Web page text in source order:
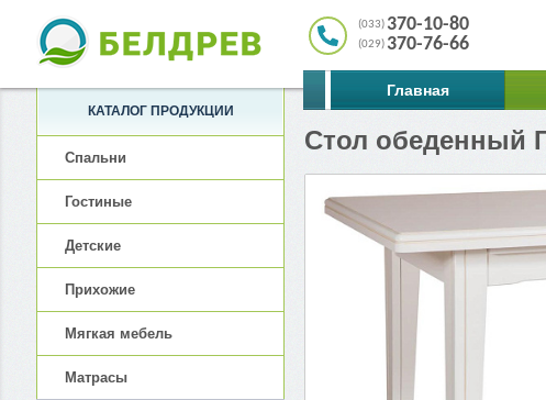
(033) 370-10-80
(029) 370-76-66
Главная
Стол обеденный
КАТАЛОГ ПРОДУКЦИИ
Спальни
Гостиные
Детские
Прихожие
Мягкая мебель
Матрасы